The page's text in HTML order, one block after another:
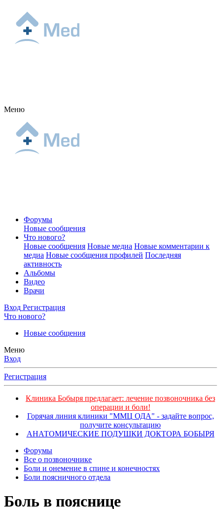
Меню
Форумы
Новые сообщения
Что нового?
Новые сообщения Новые медиа Новые комментарии к
медиа Новые сообщения профилей Последняя
активность
Альбомы
Видео
Врачи
Вход Регистрация
Что нового?
Новые сообщения
Меню
Вход
Регистрация
Клиника Бобыря предлагает: лечение позвоночника без
операции и боли!
Горячая линия клиники "ММЦ ОДА" - задайте вопрос,
получите консультацию
АНАТОМИЧЕСКИЕ ПОДУШКИ ДОКТОРА БОБЫРЯ
Форумы
Все о позвоночнике
Боли и онемение в спине и конечностях
Боли поясничного отдела
Боль в пояснице